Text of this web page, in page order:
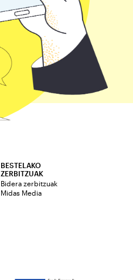
BESTELAKO
ZERBITZUAK
Bidera zerbitzuak
Midas Media